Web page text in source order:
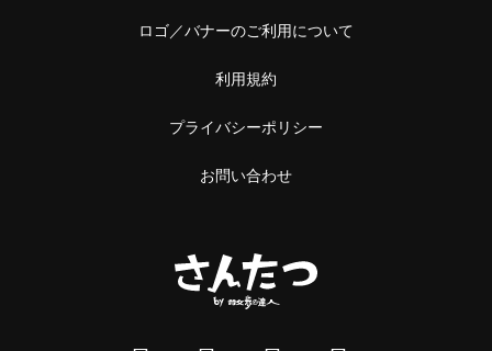
ロゴ／バナーのご利用について
利用規約
プライバシーポリシー
お問い合わせ